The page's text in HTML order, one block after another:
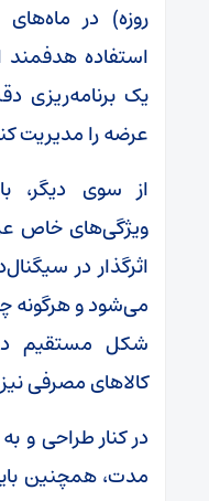
روزه) در
استفاده هدفمند
یک
عرضه را مدیریت
از سوی دیگر،
ویژگی‌های خاص
اثرگذار در
می‌شود و هرگونه
شکل مستقیم
کالا‌های مصرفی
در کنار طراحی و به
مدت، همچنین باید